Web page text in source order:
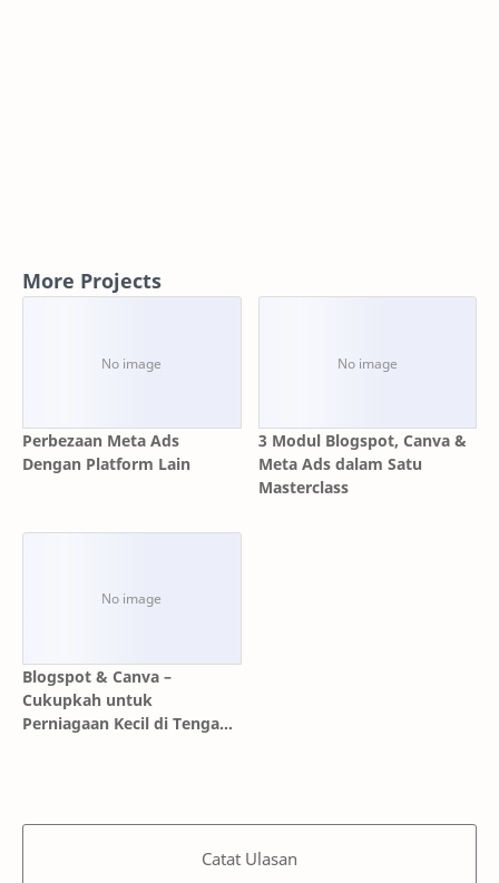
More Projects
Perbezaan Meta Ads
Dengan Platform Lain
3 Modul Blogspot, Canva &
Meta Ads dalam Satu
Masterclass
Blogspot & Canva –
Cukupkah untuk
Perniagaan Kecil di Tengah
Catat Ulasan